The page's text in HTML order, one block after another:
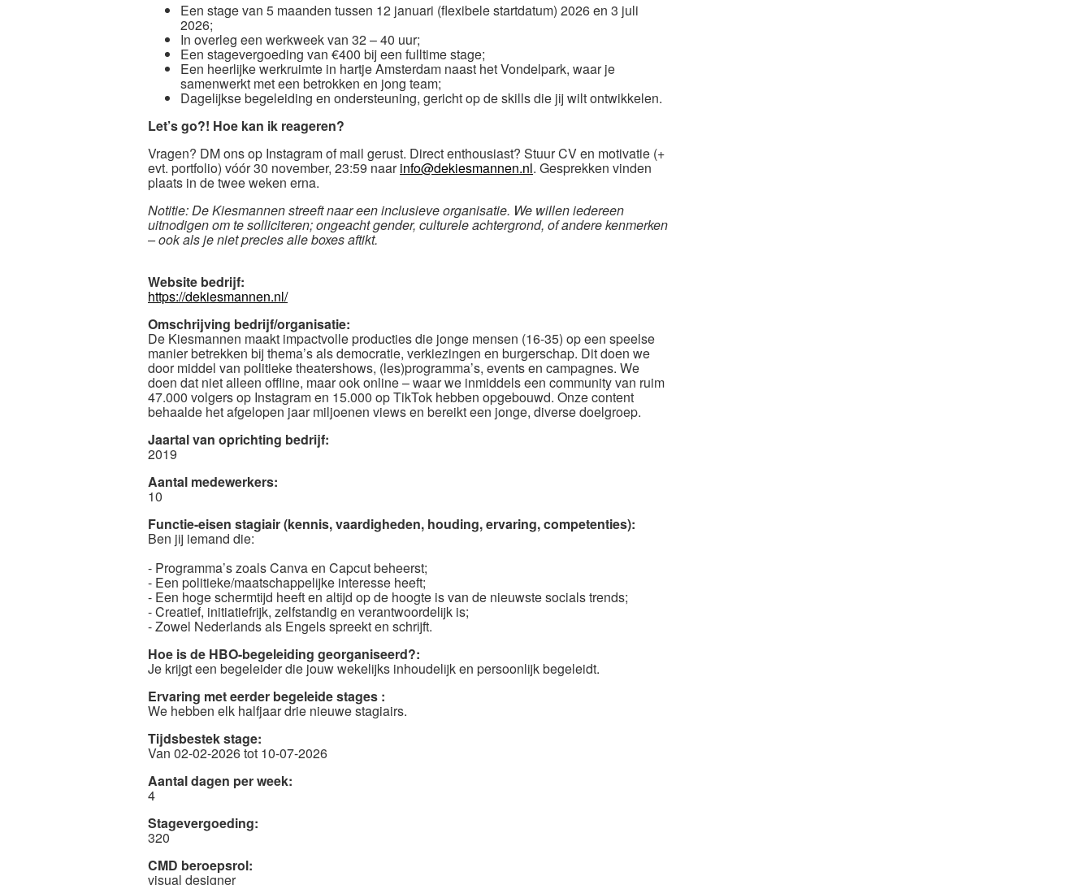
Een stage van 5 maanden tussen 12 januari (flexibele startdatum) 2026 en 3 juli
2026;
In overleg een werkweek van 32 – 40 uur;
Een stagevergoeding van €400 bij een fulltime stage;
Een heerlijke werkruimte in hartje Amsterdam naast het Vondelpark, waar je
samenwerkt met een betrokken en jong team;
Dagelijkse begeleiding en ondersteuning, gericht op de skills die jij wilt ontwikkelen.
Let’s go?! Hoe kan ik reageren?
Vragen? DM ons op Instagram of mail gerust. Direct enthousiast? Stuur CV en motivatie (+
evt. portfolio) vóór 30 november, 23:59 naarinfo@dekiesmannen.nl. Gesprekken vinden
plaats in de twee weken erna.
Notitie: De Kiesmannen streeft naar een inclusieve organisatie. We willen iedereen
uitnodigen om te solliciteren; ongeacht gender, culturele achtergrond, of andere kenmerken
– ook als je niet precies alle boxes aftikt.
Website bedrijf:
https://dekiesmannen.nl/
Omschrijving bedrijf/organisatie:
De Kiesmannen maakt impactvolle producties die jonge mensen (16-35) op een speelse
manier betrekken bij thema’s als democratie, verkiezingen en burgerschap. Dit doen we
door middel van politieke theatershows, (les)programma’s, events en campagnes. We
doen dat niet alleen offline, maar ook online – waar we inmiddels een community van ruim
47.000 volgers op Instagram en 15.000 op TikTok hebben opgebouwd. Onze content
behaalde het afgelopen jaar miljoenen views en bereikt een jonge, diverse doelgroep.
Jaartal van oprichting bedrijf:
2019
Aantal medewerkers:
10
Functie-eisen stagiair (kennis, vaardigheden, houding, ervaring, competenties):
Ben jij iemand die:
- Programma’s zoals Canva en Capcut beheerst;
- Een politieke/maatschappelijke interesse heeft;
- Een hoge schermtijd heeft en altijd op de hoogte is van de nieuwste socials trends;
- Creatief, initiatiefrijk, zelfstandig en verantwoordelijk is;
- Zowel Nederlands als Engels spreekt en schrijft.
Hoe is de HBO-begeleiding georganiseerd?:
Je krijgt een begeleider die jouw wekelijks inhoudelijk en persoonlijk begeleidt.
Ervaring met eerder begeleide stages :
We hebben elk halfjaar drie nieuwe stagiairs.
Tijdsbestek stage:
Van 02-02-2026 tot 10-07-2026
Aantal dagen per week:
4
Stagevergoeding:
320
CMD beroepsrol:
visual designer